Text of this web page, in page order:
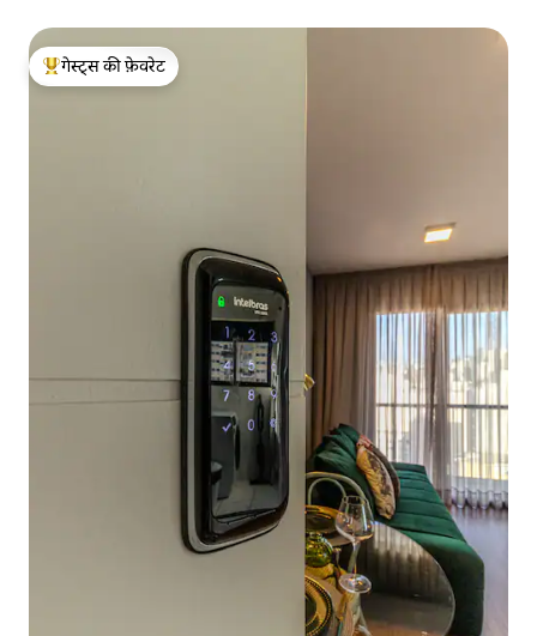
गेस्ट्स का टॉप फ़ेवरेट
गेस्ट्स की फ़ेवरेट